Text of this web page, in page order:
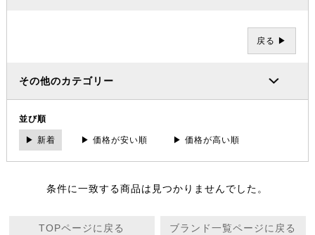
戻る ▶
その他のカテゴリー
並び順
▶ 新着 ▶ 価格が安い順 ▶ 価格が高い順
条件に一致する商品は見つかりませんでした。
TOPページに戻る ブランド一覧ページに戻る